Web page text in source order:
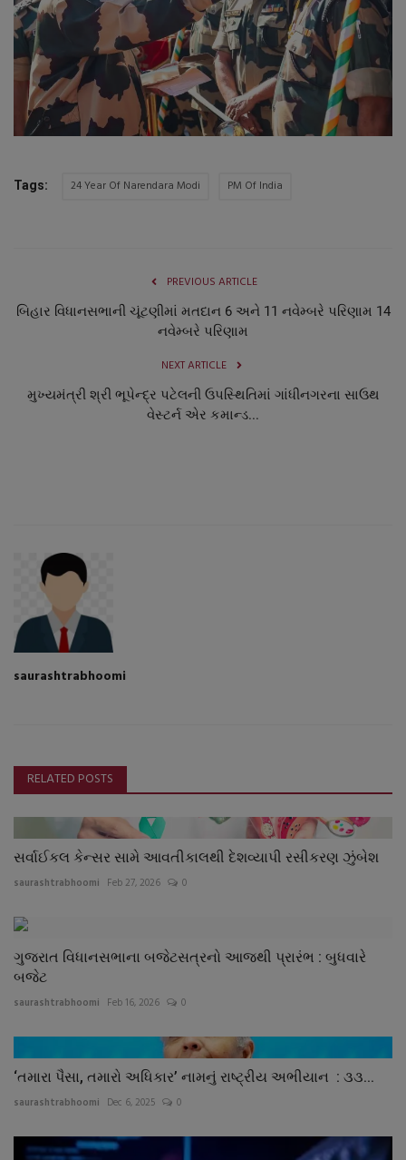
Tags: 24 Year Of Narendara Modi PM Of India
PREVIOUS ARTICLE
બિહાર વિધાનસભાની ચૂંટણીમાં મતદાન 6 અને 11 નવેમ્બરે પરિણામ 14
નવેમ્બરે પરિણામ
NEXT ARTICLE
મુખ્યમંત્રી શ્રી ભૂપેન્દ્ર પટેલની ઉપસ્થિતિમાં ગાંધીનગરના સાઉથ
વેસ્ટર્ન એર કમાન્ડ...
saurashtrabhoomi
RELATED POSTS
સર્વાઈકલ કેન્સર સામે આવતીકાલથી દેશવ્યાપી રસીકરણ ઝુંબેશ
saurashtrabhoomi Feb 27, 2026 0
ગુજરાત વિધાનસભાના બજેટસત્રનો આજથી પ્રારંભ : બુધવારે
બજેટ
saurashtrabhoomi Feb 16, 2026 0
‘તમારા પૈસા, તમારો અધિકાર’ નામનું રાષ્ટ્રીય અભીયાન : ૩૩...
saurashtrabhoomi Dec 6, 2025 0